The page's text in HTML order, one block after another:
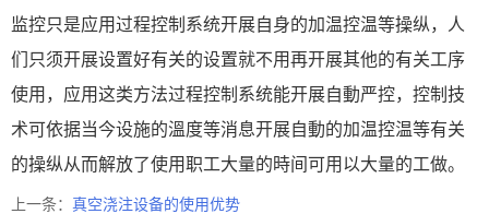
监控只是应用过程控制系统开展自身的加温控温等操纵，人
们只须开展设置好有关的设置就不用再开展其他的有关工序
使用，应用这类方法过程控制系统能开展自動严控，控制技
术可依据当今设施的溫度等消息开展自動的加温控温等有关
的操纵从而解放了使用职工大量的時间可用以大量的工做。
上一条： 真空浇注设备的使用优势